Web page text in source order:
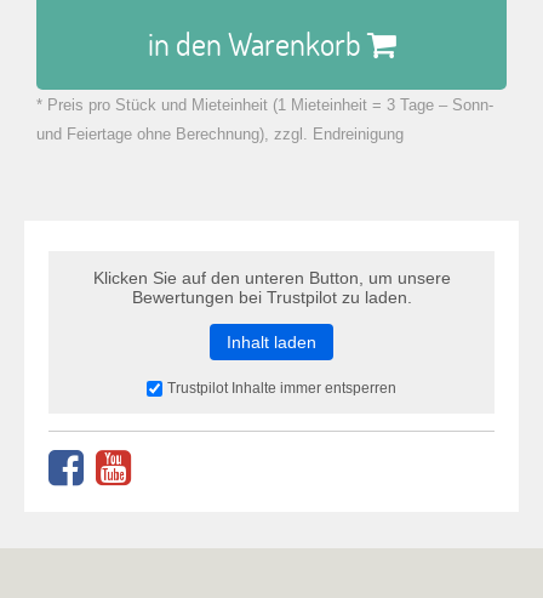
in den Warenkorb
zu Warenkorb hinzugefügt.
* Preis pro Stück und Mieteinheit (1 Mieteinheit = 3 Tage – Sonn-
und Feiertage ohne Berechnung), zzgl. Endreinigung
Klicken Sie auf den unteren Button, um unsere
Bewertungen bei Trustpilot zu laden.
Inhalt laden
Trustpilot Inhalte immer entsperren